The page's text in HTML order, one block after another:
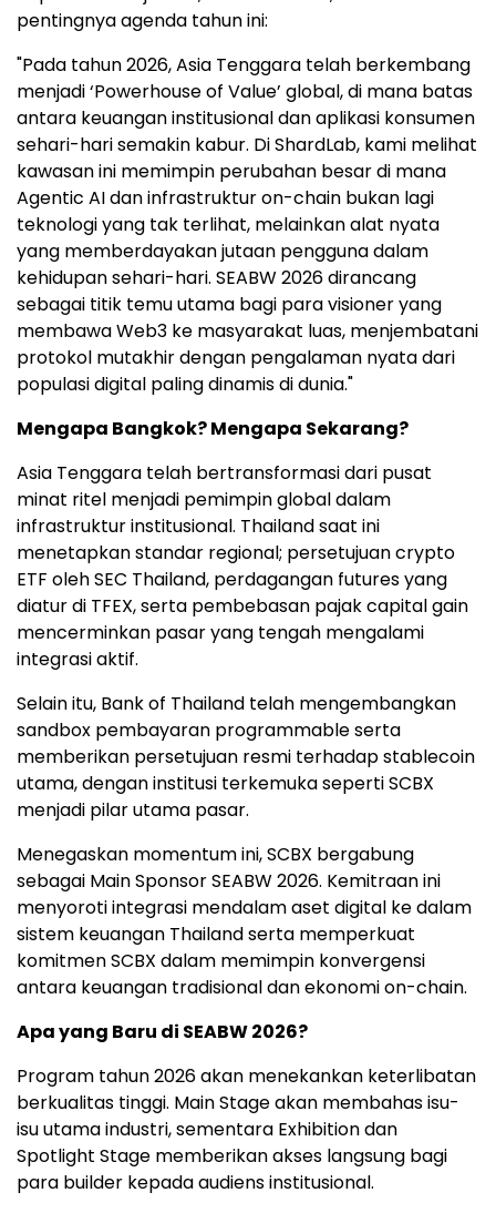
pentingnya agenda tahun ini:
"Pada tahun 2026, Asia Tenggara telah berkembang
menjadi ‘Powerhouse of Value’ global, di mana batas
antara keuangan institusional dan aplikasi konsumen
sehari-hari semakin kabur. Di ShardLab, kami melihat
kawasan ini memimpin perubahan besar di mana
Agentic AI dan infrastruktur on-chain bukan lagi
teknologi yang tak terlihat, melainkan alat nyata
yang memberdayakan jutaan pengguna dalam
kehidupan sehari-hari. SEABW 2026 dirancang
sebagai titik temu utama bagi para visioner yang
membawa Web3 ke masyarakat luas, menjembatani
protokol mutakhir dengan pengalaman nyata dari
populasi digital paling dinamis di dunia."
Mengapa Bangkok? Mengapa Sekarang?
Asia Tenggara telah bertransformasi dari pusat
minat ritel menjadi pemimpin global dalam
infrastruktur institusional. Thailand saat ini
menetapkan standar regional; persetujuan crypto
ETF oleh SEC Thailand, perdagangan futures yang
diatur di TFEX, serta pembebasan pajak capital gain
mencerminkan pasar yang tengah mengalami
integrasi aktif.
Selain itu, Bank of Thailand telah mengembangkan
sandbox pembayaran programmable serta
memberikan persetujuan resmi terhadap stablecoin
utama, dengan institusi terkemuka seperti SCBX
menjadi pilar utama pasar.
Menegaskan momentum ini, SCBX bergabung
sebagai Main Sponsor SEABW 2026. Kemitraan ini
menyoroti integrasi mendalam aset digital ke dalam
sistem keuangan Thailand serta memperkuat
komitmen SCBX dalam memimpin konvergensi
antara keuangan tradisional dan ekonomi on-chain.
Apa yang Baru di SEABW 2026?
Program tahun 2026 akan menekankan keterlibatan
berkualitas tinggi. Main Stage akan membahas isu-
isu utama industri, sementara Exhibition dan
Spotlight Stage memberikan akses langsung bagi
para builder kepada audiens institusional.